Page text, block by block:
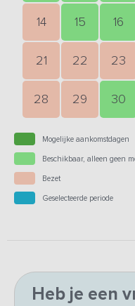
14 15 16
21 22 23
28 29 30
Mogelijke aankomstdagen
Beschikbaar, alleen geen
Bezet
Geselecteerde periode
Heb je een